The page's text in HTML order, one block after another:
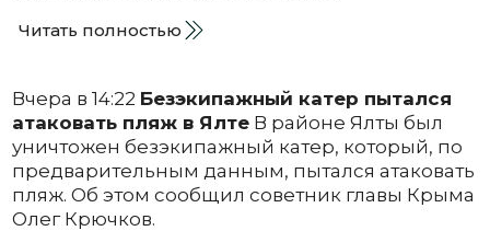
Читать полностью
Вчера в 14:22 Безэкипажный катер пытался
атаковать пляж в ЯлтеВ районе Ялты был
уничтожен безэкипажный катер, который, по
предварительным данным, пытался атаковать
пляж. Об этом сообщил советник главы Крыма
Олег Крючков.